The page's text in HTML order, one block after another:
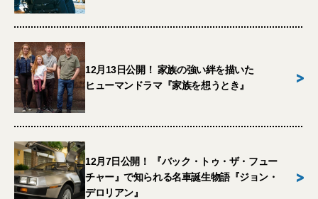
12月13日公開！ 家族の強い絆を描いた
ヒューマンドラマ『家族を想うとき』
>
12月7日公開！ 『バック・トゥ・ザ・フュー
チャー』で知られる名車誕生物語『ジョン・
デロリアン』
>